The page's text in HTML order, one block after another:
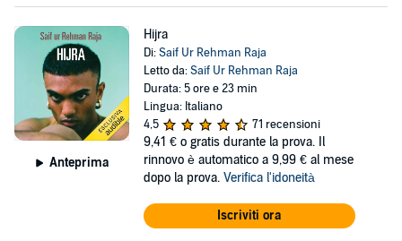
Anteprima
Hijra
Di:Saif Ur Rehman Raja
Letto da:Saif Ur Rehman Raja
Durata: 5 ore e 23 min
Lingua: Italiano
4,5
71 recensioni
9,41 € o gratis durante la prova. Il
rinnovo è automatico a 9,99 € al mese
dopo la prova. Verifica l'idoneità
Iscriviti ora